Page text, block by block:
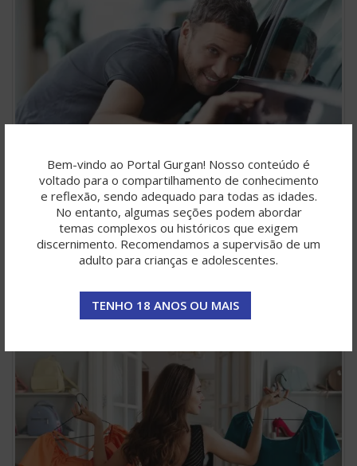
Bem-vindo ao Portal Gurgan! Nosso conteúdo é
voltado para o compartilhamento de conhecimento
e reflexão, sendo adequado para todas as idades.
No entanto, algumas seções podem abordar
temas complexos ou históricos que exigem
discernimento. Recomendamos a supervisão de um
adulto para crianças e adolescentes.
TENHO 18 ANOS OU MAIS
Online car shopping gets better reviews than
visiting a dealer
porRoberto Fernandes
emerging from lockdowns with the goal of …